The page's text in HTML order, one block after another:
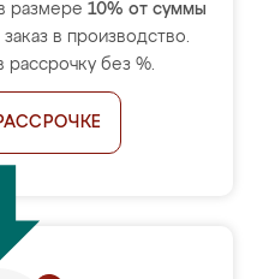
размере 10% от суммы
в производство.
рассрочку без %.